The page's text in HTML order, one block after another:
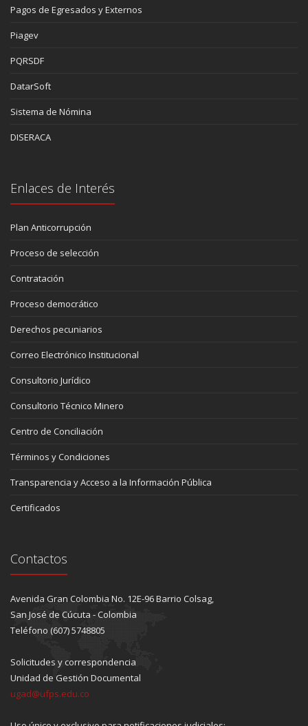
Pagos de Egresados y Externos
Piagev
PQRSDF
DatarSoft
Sistema de Nómina
DISERACA
Enlaces de Interés
Plan Anticorrupción
Proceso de selección
Contratación
Proceso democrático
Derechos pecuniarios
Correo Electrónico Institucional
Consultorio Jurídico
Consultorio Técnico Minero
Centro de Conciliación
Términos y Condiciones
Transparencia y Acceso a la Información Pública
Certificados
Contactos
Avenida Gran Colombia No. 12E-96 Barrio Colsag,
San José de Cúcuta - Colombia
Teléfono (607) 5748805
Solicitudes y correspondencia
Unidad de Gestión Documental
ugad@ufps.edu.co